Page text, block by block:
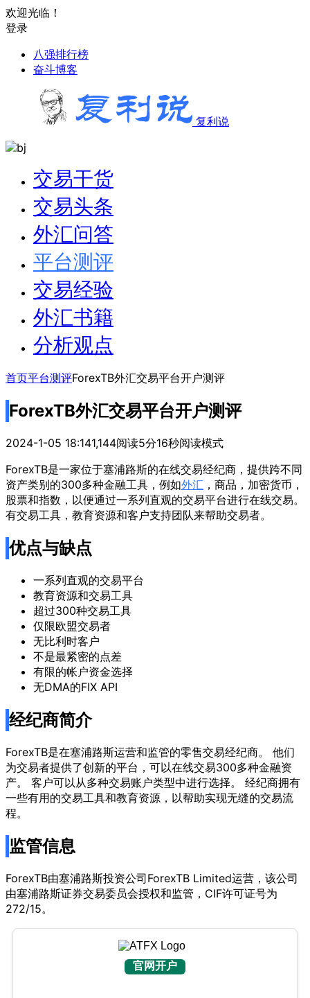
欢迎光临！
登录
八强排行榜
奋斗博客
复利说
交易干货
交易头条
外汇问答
平台测评
交易经验
外汇书籍
分析观点
首页平台测评ForexTB外汇交易平台开户测评
ForexTB外汇交易平台开户测评
2024-1-05 18:141,144阅读5分16秒阅读模式
ForexTB是一家位于塞浦路斯的在线交易经纪商，提供跨不同
资产类别的300多种金融工具，例如外汇 ，商品，加密货币，
股票和指数，以便通过一系列直观的交易平台进行在线交易。
有交易工具，教育资源和客户支持团队来帮助交易者。
优点与缺点
一系列直观的交易平台
教育资源和交易工具
超过300种交易工具
仅限欧盟交易者
无比利时客户
不是最紧密的点差
有限的帐户资金选择
无DMA的FIX API
经纪商简介
ForexTB是在塞浦路斯运营和监管的零售交易经纪商。 他们
为交易者提供了创新的平台，可以在线交易300多种金融资
产。 客户可以从多种交易账户类型中进行选择。 经纪商拥有
一些有用的交易工具和教育资源，以帮助实现无缝的交易流
程。
监管信息
ForexTB由塞浦路斯投资公司ForexTB Limited运营，该公司
由塞浦路斯证券交易委员会授权和监管，CIF许可证号为
272/15。
官网开户